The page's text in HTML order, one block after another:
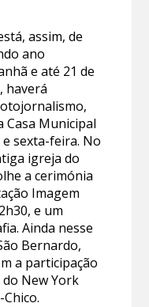
assim, de
ano
e até 21 de
haverá
Casa Municipal
sexta-feira. No
igreja do
a cerimónia
Imagem
e um
Ainda nesse
Bernardo,
a participação
New York